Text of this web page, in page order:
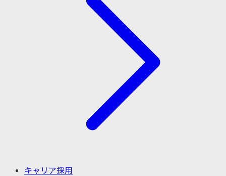
キャリア採用